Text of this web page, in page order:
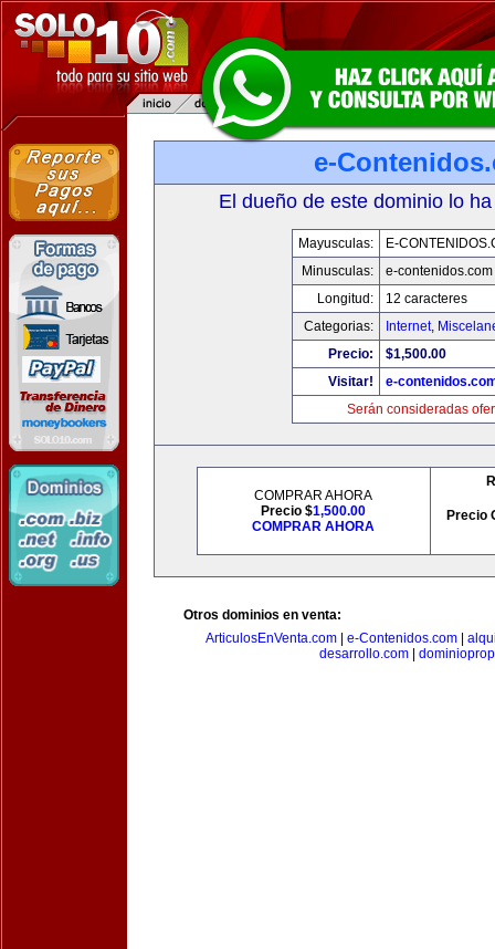
e-
El dueño de este dominio lo
Mayusculas:
E-
Minusculas:
e-contenidos.com
Longitud:
12 caracteres
Categorias:
Internet,
Precio:
$1,500.00
Visitar!
e-
Serán consideradas
COMPRAR AHORA
Precio $1,500.00
COMPRAR AHORA
Precio
Otros dominios en venta:
ArticulosEnVenta.com| e-Contenidos.com|
desarrollo.com|